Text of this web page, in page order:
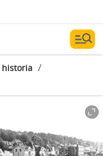
historia /